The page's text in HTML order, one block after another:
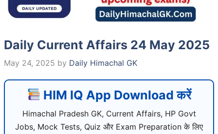
Daily Current Affairs 24 May 2025
May 24, 2025 by Daily Himachal GK
HIM IQ App Download करें
Himachal Pradesh GK, Current Affairs, HP Govt
Jobs, Mock Tests, Quiz और Exam Preparation के लिए